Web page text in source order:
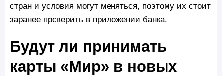
стран и условия могут меняться, поэтому их стоит
заранее проверить в приложении банка.
Будут ли принимать
карты «Мир» в новых